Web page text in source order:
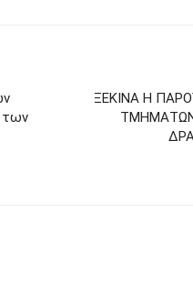
των
ΞΕΚΙΝΑ Η
ΤΜΗΜΑΤΩΝ